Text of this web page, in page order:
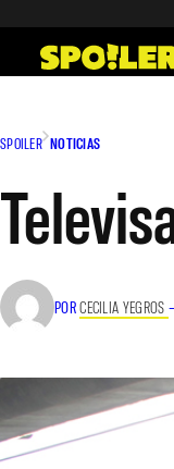
contenido
SPOILER NOTICIAS
PORCECILIA YEGROS